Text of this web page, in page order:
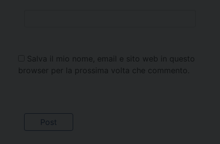
Salva il mio nome, email e sito web in questo
browser per la prossima volta che commento.